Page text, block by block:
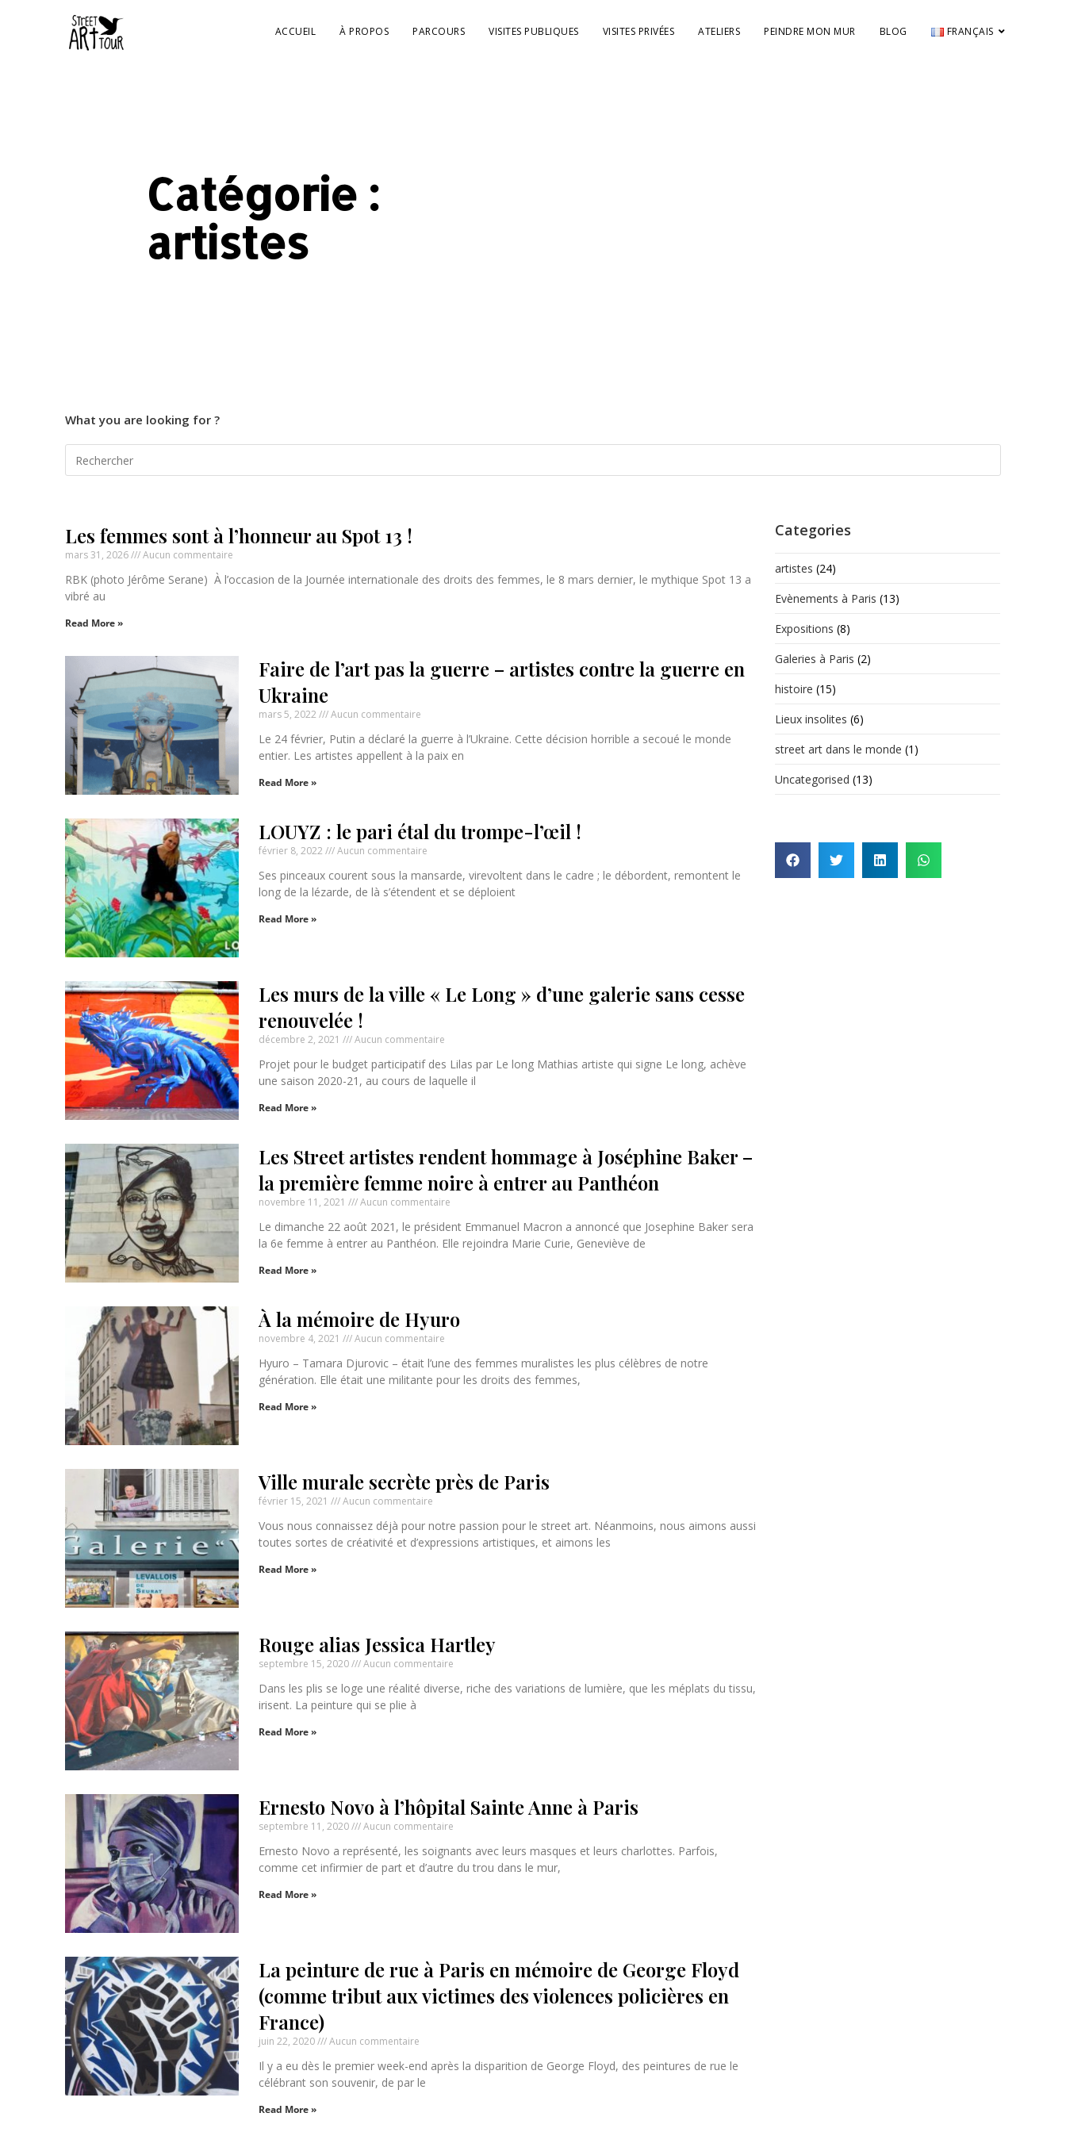
ACCUEIL À PROPOS PARCOURS VISITES PUBLIQUES VISITES PRIVÉES ATELIERS PEINDRE MON MUR BLOG FRANÇAIS
Catégorie :
artistes
What you are looking for ?
Les femmes sont à l’honneur au Spot 13 !
mars 31, 2026 Aucun commentaire
RBK (photo Jérôme Serane) À l’occasion de la Journée internationale des droits des femmes, le 8 mars dernier, le mythique Spot 13 a
vibré au
Read More »
Faire de l’art pas la guerre – artistes contre la guerre en
Ukraine
mars 5, 2022 Aucun commentaire
Le 24 février, Putin a déclaré la guerre à l’Ukraine. Cette décision horrible a secoué le monde
entier. Les artistes appellent à la paix en
Read More »
LOUYZ : le pari étal du trompe-l’œil !
février 8, 2022 Aucun commentaire
Ses pinceaux courent sous la mansarde, virevoltent dans le cadre ; le débordent, remontent le
long de la lézarde, de là s’étendent et se déploient
Read More »
Les murs de la ville « Le Long » d’une galerie sans cesse
renouvelée !
décembre 2, 2021 Aucun commentaire
Projet pour le budget participatif des Lilas par Le long Mathias artiste qui signe Le long, achève
une saison 2020-21, au cours de laquelle il
Read More »
Les Street artistes rendent hommage à Joséphine Baker –
la première femme noire à entrer au Panthéon
novembre 11, 2021 Aucun commentaire
Le dimanche 22 août 2021, le président Emmanuel Macron a annoncé que Josephine Baker sera
la 6e femme à entrer au Panthéon. Elle rejoindra Marie Curie, Geneviève de
Read More »
À la mémoire de Hyuro
novembre 4, 2021 Aucun commentaire
Hyuro – Tamara Djurovic – était l’une des femmes muralistes les plus célèbres de notre
génération. Elle était une militante pour les droits des femmes,
Read More »
Ville murale secrète près de Paris
février 15, 2021 Aucun commentaire
Vous nous connaissez déjà pour notre passion pour le street art. Néanmoins, nous aimons aussi
toutes sortes de créativité et d’expressions artistiques, et aimons les
Read More »
Rouge alias Jessica Hartley
septembre 15, 2020 Aucun commentaire
Dans les plis se loge une réalité diverse, riche des variations de lumière, que les méplats du tissu,
irisent. La peinture qui se plie à
Read More »
Ernesto Novo à l’hôpital Sainte Anne à Paris
septembre 11, 2020 Aucun commentaire
Ernesto Novo a représenté, les soignants avec leurs masques et leurs charlottes. Parfois,
comme cet infirmier de part et d’autre du trou dans le mur,
Read More »
La peinture de rue à Paris en mémoire de George Floyd
(comme tribut aux victimes des violences policières en
France)
juin 22, 2020 Aucun commentaire
Il y a eu dès le premier week-end après la disparition de George Floyd, des peintures de rue le
célébrant son souvenir, de par le
Read More »
Categories
artistes (24)
Evènements à Paris (13)
Expositions (8)
Galeries à Paris (2)
histoire (15)
Lieux insolites (6)
street art dans le monde (1)
Uncategorised (13)